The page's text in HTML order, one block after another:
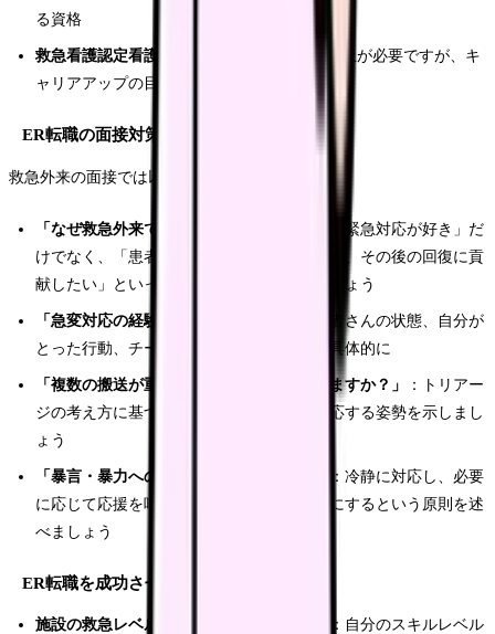
る資格
救急看護認定看護師
：取得にはER経験3年以上が必要ですが、キ
ャリアアップの目標として
ER転職の面接対策
救急外来の面接では以下の質問が頻出します。
「なぜ救急外来で働きたいのですか？」
：「緊急対応が好き」だ
けでなく、「患者さんの初療に関わることで、その後の回復に貢
献したい」といった看護観を交えて答えましょう
「急変対応の経験を教えてください」
：患者さんの状態、自分が
とった行動、チームでの連携、その結果を具体的に
「複数の搬送が重なった場合、どう対応しますか？」
：トリアー
ジの考え方に基づき、優先順位をつけて対応する姿勢を示しまし
ょう
「暴言・暴力への対応はどうしますか？」
：冷静に対応し、必要
に応じて応援を呼ぶ、自分の安全を最優先にするという原則を述
べましょう
ER転職を成功させるポイント
施設の救急レベル（1次〜3次）を確認する
：自分のスキルレベル